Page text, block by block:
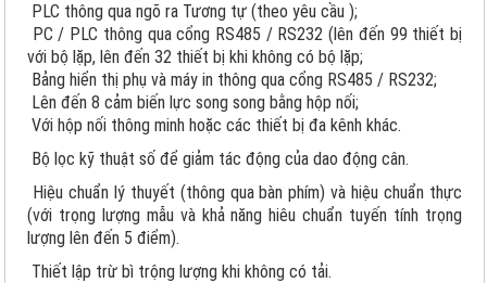
PLC thông qua ngõ ra Tương tự (theo yêu cầu );
PC / PLC thông qua cổng RS485 / RS232 (lên đến 99 thiết bị
với bộ lặp, lên đến 32 thiết bị khi không có bộ lặp;
Bảng hiển thị phụ và máy in thông qua cổng RS485 / RS232;
Lên đến 8 cảm biến lực song song bằng hộp nối;
Với hộp nối thông minh hoặc các thiết bị đa kênh khác.
Bộ lọc kỹ thuật số để giảm tác động của dao động cân.
Hiệu chuẩn lý thuyết (thông qua bàn phím) và hiệu chuẩn thực
(với trọng lượng mẫu và khả năng hiêu chuẩn tuyến tính trọng
lượng lên đến 5 điểm).
Thiết lập trừ bì trộng lượng khi không có tải.